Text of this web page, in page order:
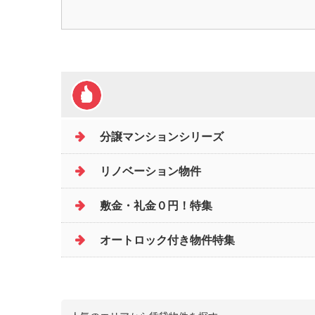
分譲マンションシリーズ
リノベーション物件
敷金・礼金０円！特集
オートロック付き物件特集